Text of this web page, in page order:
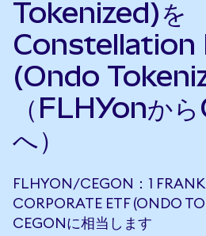
Tokenized)を
Constellation
(Ondo
（FLHYonか
へ）
FLHYON/CEGON：1
CORPORATE ETF (ONDO
CEGONに相当します